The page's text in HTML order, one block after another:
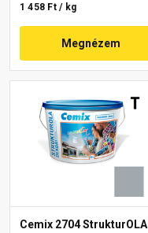
1 458 Ft / kg
Megnézem
Cemix 2704 StrukturOLA